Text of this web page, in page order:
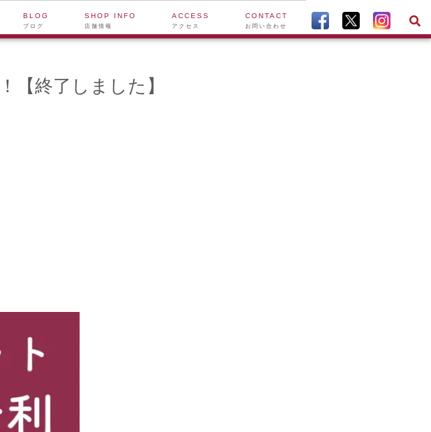
BLOG
ブログ
SHOP INFO
店舗情報
ACCESS
アクセス
CONTACT
お問い合わせ
【終了しました】